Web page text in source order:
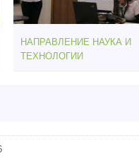
НАПРАВЛЕНИЕ НАУКА И
ТЕХНОЛОГИИ